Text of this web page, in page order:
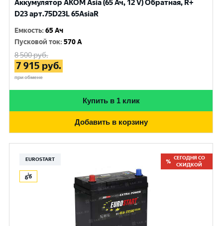
Аккумулятор AKOM Asia (65 Ач, 12 V) Обратная, R+
D23 арт.75D23L 65AsiaR
Емкость:65 Ач
Пусковой ток:570 A
8 500руб.
7 915 руб.
при обмене
Купить в 1 клик
Добавить в корзину
EUROSTART
СЕГОДНЯ СО
СКИДКОЙ